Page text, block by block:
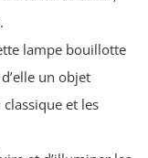
lampe bouillotte
un objet
et les